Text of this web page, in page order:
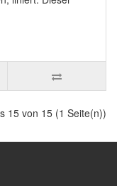
15 von 15 (1 Seite(n))